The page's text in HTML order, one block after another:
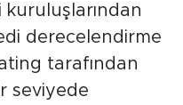
derecelendirme
tarafından
seviyede